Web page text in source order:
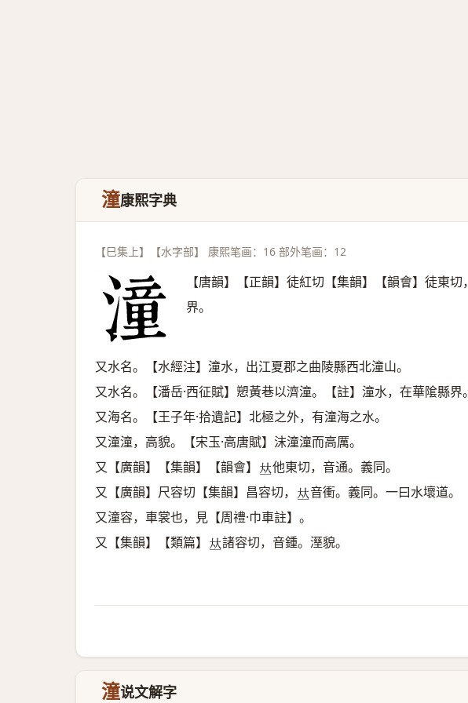
潼康熙字典
【巳集上】【水字部】 康熙笔画：16 部外笔画：12
【唐韻】【正韻】徒紅切【集韻】【韻會】徒東切，
界。
又水名。【水經注】潼水，出江夏郡之曲陵縣西北潼山。
又水名。【潘岳·西征賦】愬黃巷以濟潼。【註】潼水，在華隂縣界。
又海名。【王子年·拾遺記】北極之外，有潼海之水。
又潼潼，高貌。【宋玉·高唐賦】沫潼潼而高厲。
又【廣韻】【集韻】【韻會】 𠀤他東切，音通。義同。
又【廣韻】尺容切【集韻】昌容切， 𠀤音衝。義同。一曰水壞道。
又潼容，車裳也，見【周禮·巾車註】。
又【集韻】【類篇】 𠀤諸容切，音鍾。溼貌。
潼说文解字